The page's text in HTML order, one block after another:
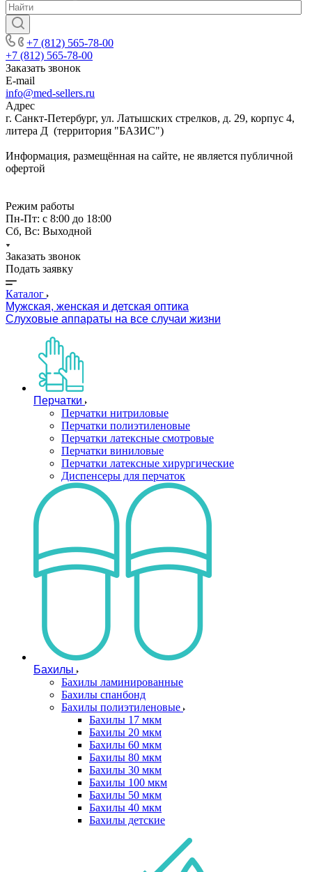
+7 (812) 565-78-00
+7 (812) 565-78-00
Заказать звонок
E-mail
info@med-sellers.ru
Адрес
г. Санкт-Петербург, ул. Латышских стрелков, д. 29, корпус 4,
литера Д (территория "БАЗИС")
Информация, размещённая на сайте, не является публичной
офертой
Режим работы
Пн-Пт: с 8:00 до 18:00
Сб, Вс: Выходной
Заказать звонок
Подать заявку
Каталог
Мужская, женская и детская оптика
Слуховые аппараты на все случаи жизни
Перчатки
Перчатки нитриловые
Перчатки полиэтиленовые
Перчатки латексные смотровые
Перчатки виниловые
Перчатки латексные хирургические
Диспенсеры для перчаток
Бахилы
Бахилы ламинированные
Бахилы спанбонд
Бахилы полиэтиленовые
Бахилы 17 мкм
Бахилы 20 мкм
Бахилы 60 мкм
Бахилы 80 мкм
Бахилы 30 мкм
Бахилы 100 мкм
Бахилы 50 мкм
Бахилы 40 мкм
Бахилы детские